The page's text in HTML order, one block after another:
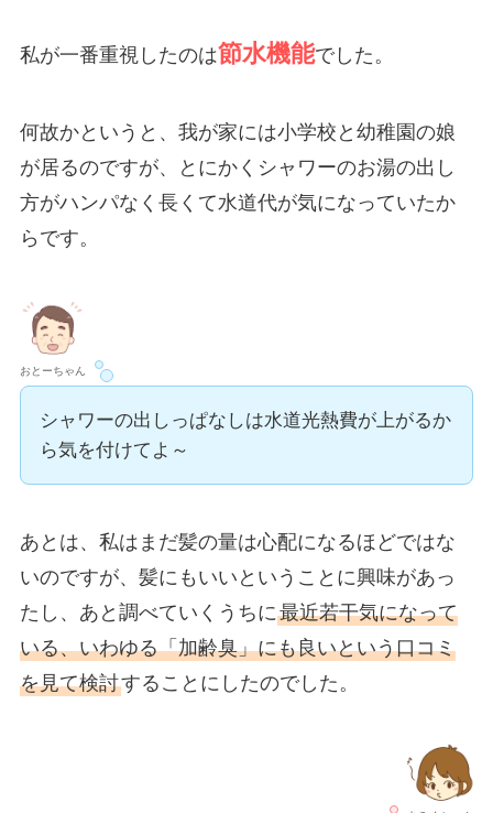
私が一番重視したのは節水機能でした。
何故かというと、我が家には小学校と幼稚園の娘
が居るのですが、とにかくシャワーのお湯の出し
方がハンパなく長くて水道代が気になっていたか
らです。
おとーちゃん
シャワーの出しっぱなしは水道光熱費が上がるか
ら気を付けてよ～
あとは、私はまだ髪の量は心配になるほどではな
いのですが、髪にもいいということに興味があっ
たし、あと調べていくうちに最近若干気になって
いる、いわゆる「加齢臭」にも良いという口コミ
を見て検討することにしたのでした。